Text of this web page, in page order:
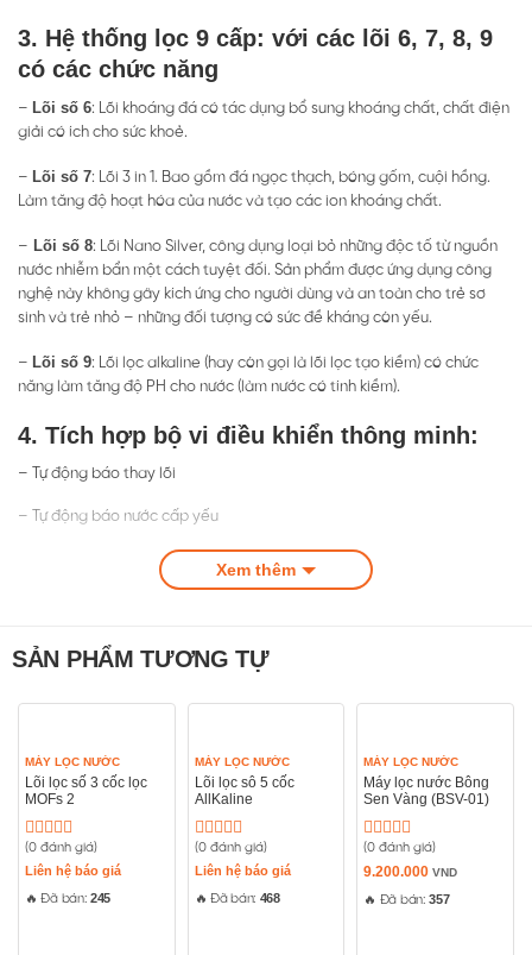
3. Hệ thống lọc 9 cấp: với các lõi 6, 7, 8, 9
có các chức năng
– Lõi số 6: Lõi khoáng đá có tác dụng bổ sung khoáng chất, chất điện
giải có ích cho sức khoẻ.
– Lõi số 7: Lõi 3 in 1. Bao gồm đá ngọc thạch, bóng gốm, cuội hồng.
Làm tăng độ hoạt hóa của nước và tạo các ion khoáng chất.
– Lõi số 8: Lõi Nano Silver, công dụng loại bỏ những độc tố từ nguồn
nước nhiễm bẩn một cách tuyệt đối. Sản phẩm được ứng dụng công
nghệ này không gây kích ứng cho người dùng và an toàn cho trẻ sơ
sinh và trẻ nhỏ – những đối tượng có sức đề kháng còn yếu.
– Lõi số 9: Lõi lọc alkaline (hay còn gọi là lõi lọc tạo kiềm) có chức
năng làm tăng độ PH cho nước (làm nước có tính kiềm).
4. Tích hợp bộ vi điều khiển thông minh:
– Tự động báo thay lõi
– Tự động báo nước cấp yếu
5. Tiết kiệm chi phí:
tiêu thụ 3kw/tháng.
6. Linh phụ kiện chất lượng cao:
headon có thể vừa hút vừa đẩy 3m,….
7. Bảo hành
3 năm về phần điện. Hỗ trợ kỹ thuật 24/7.
Xem thêm
SẢN PHẨM TƯƠNG TỰ
MÁY LỌC NƯỚC
Lõi lọc số 3 cốc lọc
MOFs 2
Được
xếp
0
(0 đánh giá)
Liên hệ báo giá
🔥 Đã bán: 245
MÁY LỌC NƯỚC
Lõi lọc sô 5 cốc
AllKaline
Được
xếp
0
(0 đánh giá)
Liên hệ báo giá
🔥 Đã bán: 468
MÁY LỌC NƯỚC
Máy lọc nước Bông
Sen Vàng (BSV-01)
Được
xếp
0
(0 đánh giá)
9.200.000VND
🔥 Đã bán:357